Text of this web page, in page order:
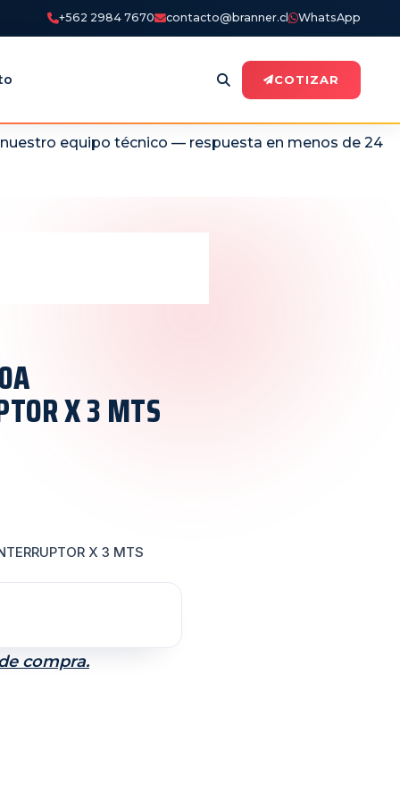
+562 2984 7670 contacto@branner.cl WhatsApp
COTIZAR
equipo técnico — respuesta en menos de 24
X 3 MTS
X 3 MTS
compra.